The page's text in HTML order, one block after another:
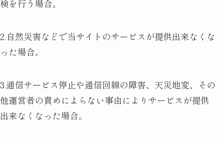
検を行う場合。
2.自然災害などで当サイトのサービスが提供出来なくな
った場合。
3.通信サービス停止や通信回線の障害、天災地変、その
他運営者の責めによらない事由によりサービスが提供
出来なくなった場合。